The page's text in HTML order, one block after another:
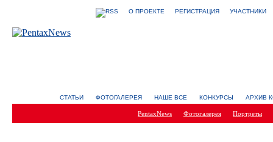
О ПРОЕКТЕ РЕГИСТРАЦИЯ УЧАСТНИКИ
СТАТЬИ ФОТОГАЛЕРЕЯ НАШЕ ВСЕ КОНКУРСЫ АРХИВ
PentaxNews Фотогалерея Портреты